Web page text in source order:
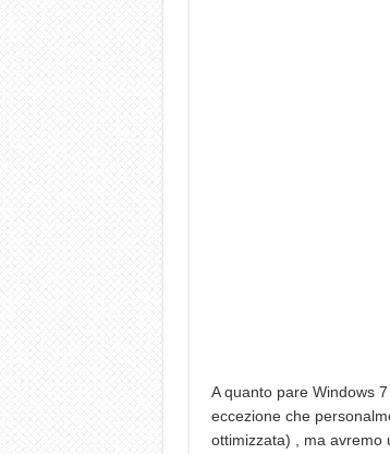
A quanto pare Windows
eccezione che
ottimizzata) , ma avremo